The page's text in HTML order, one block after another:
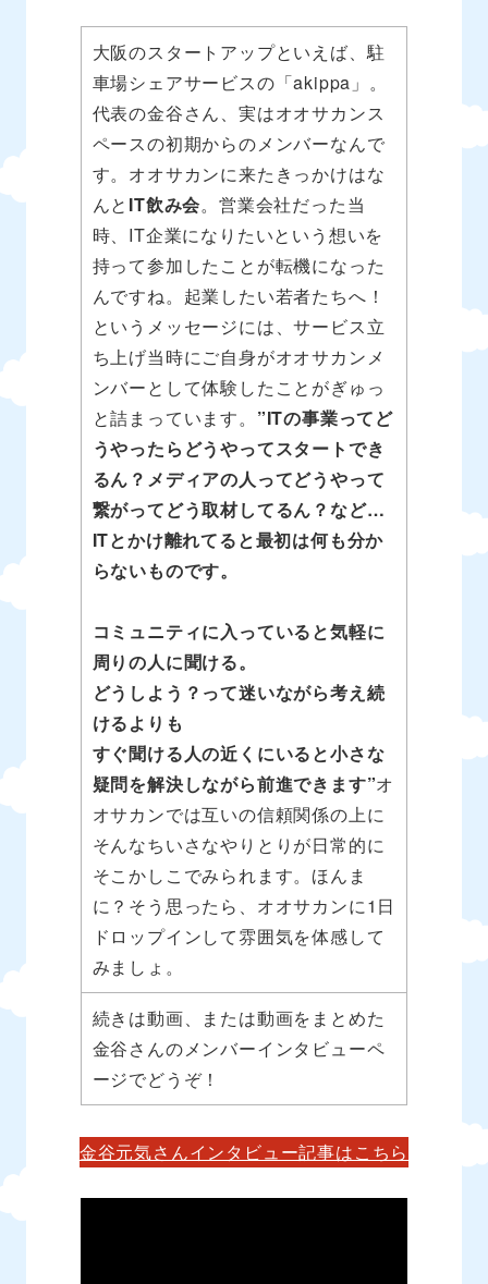
大阪のスタートアップといえば、駐
車場シェアサービスの「akippa」。
代表の金谷さん、実はオオサカンス
ペースの初期からのメンバーなんで
す。オオサカンに来たきっかけはな
んと IT飲み会。営業会社だった当
時、IT企業になりたいという想いを
持って参加したことが転機になった
んですね。起業したい若者たちへ！
というメッセージには、サービス立
ち上げ当時にご自身がオオサカンメ
ンバーとして体験したことがぎゅっ
と詰まっています。 ”ITの事業ってど
うやったらどうやってスタートでき
るん？メディアの人ってどうやって
繋がってどう取材してるん？など…
ITとかけ離れてると最初は何も分か
らないものです。
コミュニティに入っていると気軽に
周りの人に聞ける。
どうしよう？って迷いながら考え続
けるよりも
すぐ聞ける人の近くにいると小さな
疑問を解決しながら前進できます”オ
オサカンでは互いの信頼関係の上に
そんなちいさなやりとりが日常的に
そこかしこでみられます。ほんま
に？そう思ったら、オオサカンに1日
ドロップインして雰囲気を体感して
みましょ。
続きは動画、または動画をまとめた
金谷さんのメンバーインタビューペ
ージでどうぞ！
金谷元気さんインタビュー記事はこちら